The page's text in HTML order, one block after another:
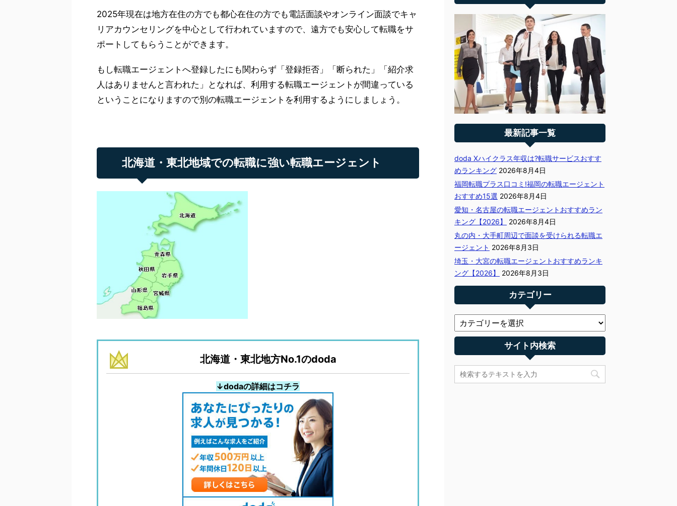
2025年現在は地方在住の方でも都心在住の方でも電話面談やオンライン面談でキャ
リアカウンセリングを中心として行われていますので、遠方でも安心して転職をサ
ポートしてもらうことができます。
もし転職エージェントへ登録したにも関わらず「登録拒否」「断られた」「紹介求
人はありませんと言われた」となれば、利用する転職エージェントが間違っている
ということになりますので別の転職エージェントを利用するようにしましょう。
北海道・東北地域での転職に強い転職エージェント
北海道・東北地方No.1のdoda
↓dodaの詳細はコチラ
最新記事一覧
doda Xハイクラス年収は?転職サービスおすす
めランキング 2026年8月4日
福岡転職プラス口コミ!福岡の転職エージェント
おすすめ15選 2026年8月4日
愛知・名古屋の転職エージェントおすすめラン
キング【2026】
2026年8月4日
丸の内・大手町周辺で面談を受けられる転職エ
ージェント 2026年8月3日
埼玉・大宮の転職エージェントおすすめランキ
ング【2026】
2026年8月3日
カテゴリー
サイト内検索